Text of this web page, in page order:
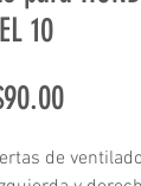
10
Precio
de